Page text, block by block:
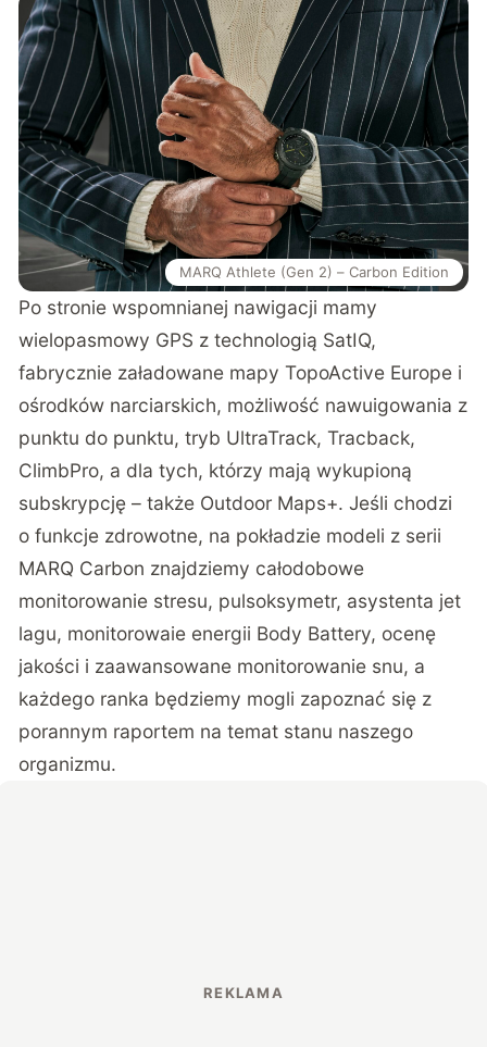
MARQ Athlete (Gen 2) – Carbon Edition
Po stronie wspomnianej nawigacji mamy
wielopasmowy GPS z technologią SatIQ,
fabrycznie załadowane mapy TopoActive Europe i
ośrodków narciarskich, możliwość nawuigowania z
punktu do punktu, tryb UltraTrack, Tracback,
ClimbPro, a dla tych, którzy mają wykupioną
subskrypcję – także Outdoor Maps+. Jeśli chodzi
o funkcje zdrowotne, na pokładzie modeli z serii
MARQ Carbon znajdziemy całodobowe
monitorowanie stresu, pulsoksymetr, asystenta jet
lagu, monitorowaie energii Body Battery, ocenę
jakości i zaawansowane monitorowanie snu, a
każdego ranka będziemy mogli zapoznać się z
porannym raportem na temat stanu naszego
organizmu.